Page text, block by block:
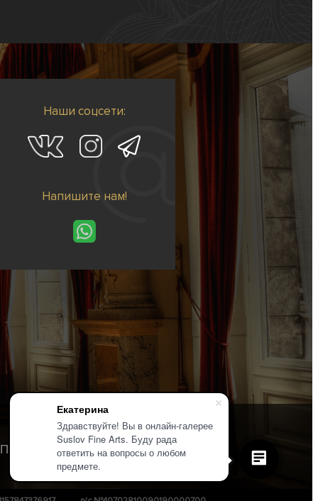
Екатерина
Здравствуйте! Вы в онлайн-галерее
Suslov Fine Arts. Буду рада
ответить на вопросы о любом
предмете.
Наши соцсети:
Напишите нам!
Политика конфиденциальности